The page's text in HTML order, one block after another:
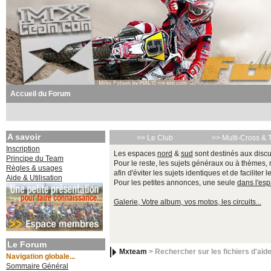
Accueil du Forum
A savoir
Inscription
Principe du Team
Règles & usages
Aide & Utilisation
Le Forum
Navigation globale...
Sommaire Général
>> Le Club
>> Multi-Cross &
Les espaces nord & sud sont destinés aux
Pour le reste, les sujets généraux ou à
afin d'éviter les sujets identiques et de faciliter
Pour les petites annonces, une seule dans
Galerie, Votre album, vos motos, les circuits...
Mxteam > Rechercher sur les fichiers d'aide